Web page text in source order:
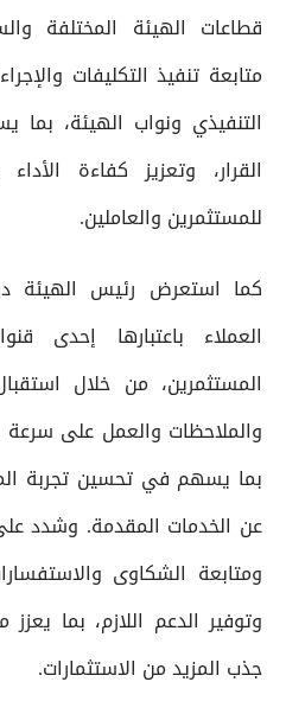
قطاعات الهيئة المختلفة
متابعة تنفيذ التكليفات
التنفيذي ونواب الهيئة،
القرار، وتعزيز كفاءة
للمستثمرين والعاملين.
كما استعرض رئيس الهيئة
العملاء باعتبارها إحدى
المستثمرين، من خلال
والملاحظات والعمل على سرعة
بما يسهم في تحسين تجربة
عن الخدمات المقدمة. وشدد
ومتابعة الشكاوى
وتوفير الدعم اللازم، بما
جذب المزيد من الاستثمارات.